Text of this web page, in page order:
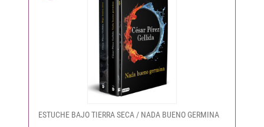
ESTUCHE BAJO TIERRA SECA / NADA BUENO GERMINA